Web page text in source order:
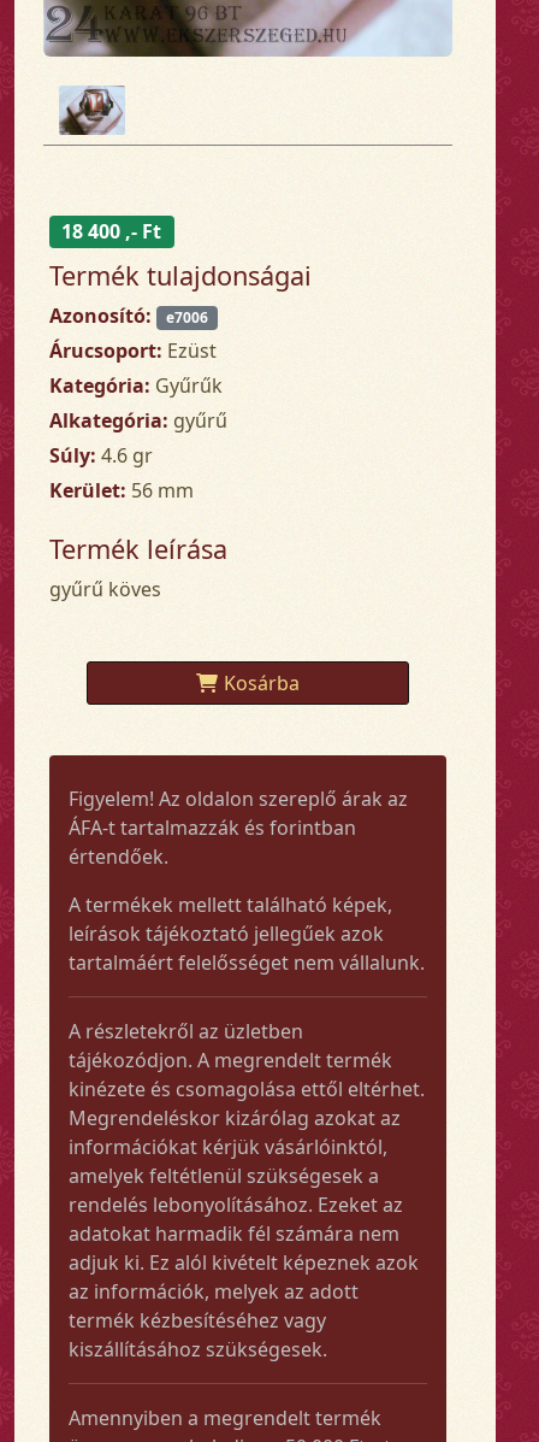
18 400 ,- Ft
Termék tulajdonságai
Azonosító: e7006
Árucsoport: Ezüst
Kategória: Gyűrűk
Alkategória: gyűrű
Súly: 4.6 gr
Kerület: 56 mm
Termék leírása
gyűrű köves
Kosárba
Figyelem! Az oldalon szereplő árak az
ÁFA-t tartalmazzák és forintban
értendőek.
A termékek mellett található képek,
leírások tájékoztató jellegűek azok
tartalmáért felelősséget nem vállalunk.
A részletekről az üzletben
tájékozódjon. A megrendelt termék
kinézete és csomagolása ettől eltérhet.
Megrendeléskor kizárólag azokat az
információkat kérjük vásárlóinktól,
amelyek feltétlenül szükségesek a
rendelés lebonyolításához. Ezeket az
adatokat harmadik fél számára nem
adjuk ki. Ez alól kivételt képeznek azok
az információk, melyek az adott
termék kézbesítéséhez vagy
kiszállításához szükségesek.
Amennyiben a megrendelt termék